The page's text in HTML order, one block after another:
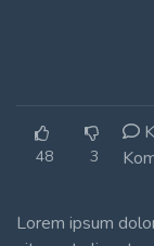
48 3
Lorem ipsum